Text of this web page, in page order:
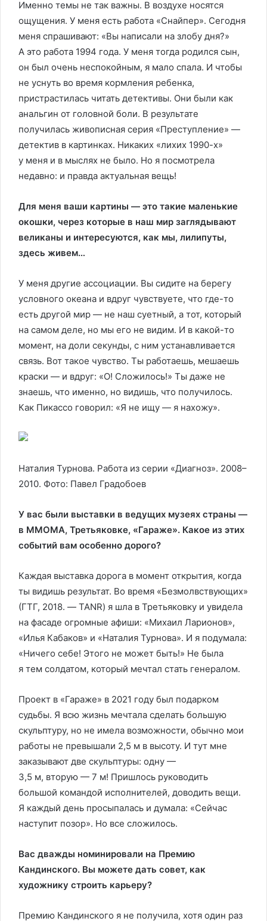
Именно темы не так важны. В воздухе носятся
ощущения. У меня есть работа «Снайпер». Сегодня
меня спрашивают: «Вы написали на злобу дня?»
А это работа 1994 года. У меня тогда родился сын,
он был очень неспокойным, я мало спала. И чтобы
не уснуть во время кормления ребенка,
пристрастилась читать детективы. Они были как
анальгин от головной боли. В результате
получилась живописная серия «Преступление» —
детектив в картинках. Никаких «лихих 1990-х»
у меня и в мыслях не было. Но я посмотрела
недавно: и правда актуальная вещь!
Для меня ваши картины — это такие маленькие
окошки, через которые в наш мир заглядывают
великаны и интересуются, как мы, лилипуты,
здесь живем…
У меня другие ассоциации. Вы сидите на берегу
условного океана и вдруг чувствуете, что где-то
есть другой мир — не наш суетный, а тот, который
на самом деле, но мы его не видим. И в какой-то
момент, на доли секунды, с ним устанавливается
связь. Вот такое чувство. Ты работаешь, мешаешь
краски — и вдруг: «О! Сложилось!» Ты даже не
знаешь, что именно, но видишь, что получилось.
Как Пикассо говорил: «Я не ищу — я нахожу».
Наталия Турнова. Работа из серии «Диагноз». 2008–
2010. Фото: Павел Градобоев
У вас были выставки в ведущих музеях страны —
в ММОМА, Третьяковке, «Гараже». Какое из этих
событий вам особенно дорого?
Каждая выставка дорога в момент открытия, когда
ты видишь результат. Во время «Безмолвствующих»
(ГТГ, 2018. — TANR) я шла в Третьяковку и увидела
на фасаде огромные афиши: «Михаил Ларионов»,
«Илья Кабаков» и «Наталия Турнова». И я подумала:
«Ничего себе! Этого не может быть!» Не была
я тем солдатом, который мечтал стать генералом.
Проект в «Гараже» в 2021 году был подарком
судьбы. Я всю жизнь мечтала сделать большую
скульптуру, но не имела возможности, обычно мои
работы не превышали 2,5 м в высоту. И тут мне
заказывают две скульптуры: одну —
3,5 м, вторую — 7 м! Пришлось руководить
большой командой исполнителей, доводить вещи.
Я каждый день просыпалась и думала: «Сейчас
наступит позор». Но все сложилось.
Вас дважды номинировали на Премию
Кандинского. Вы можете дать совет, как
художнику строить карьеру?
Премию Кандинского я не получила, хотя один раз